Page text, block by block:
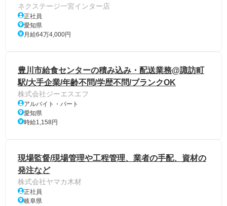
ネクステージ一宮インター店
正社員
愛知県
月給64万4,000円
豊川市給食センターの積み込み・配送業務@諏訪町
駅/大手企業/年齢不問/学歴不問/ブランクOK
株式会社ジーエスエフ
アルバイト・パート
愛知県
時給1,158円
現場監督/現場管理や工程管理、業者の手配、資材の
発注など
株式会社ヤマカ木材
正社員
岐阜県